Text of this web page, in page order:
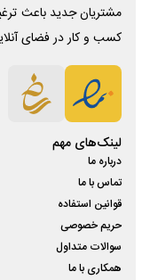
مشتریان جدید باعث
کسب و کار در فضای
لینک‌های مهم
درباره ما
تماس با ما
قوانین استفاده
حریم خصوصی
سوالات متداول
همکاری با ما